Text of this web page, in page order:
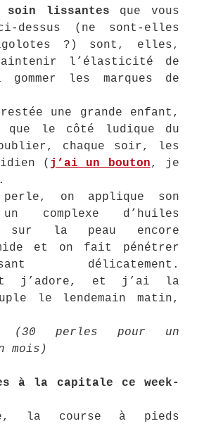
soin lissantes que vous
dessus (ne sont-elles
?) sont, elles,
l’élasticité de
les marques de
une grande enfant,
que le côté ludique du
chaque soir, les
( j’ai un bouton, je
on applique son
complexe d’huiles
sur la peau encore
et on fait pénétrer
délicatement.
j’adore, et j’ai la
le lendemain matin,
perles pour un
mois)
à la capitale ce week-
la course à pieds